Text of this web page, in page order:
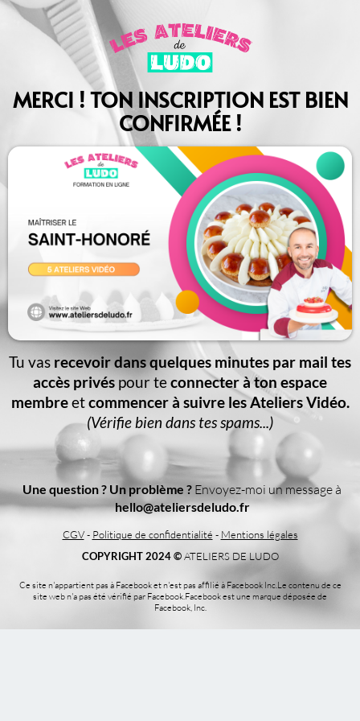
MERCI ! TON INSCRIPTION EST BIEN
CONFIRMÉE !
Tu vas recevoir dans quelques minutes par mail tes
accès privés pour teconnecter à ton espace
membreetcommencer à suivre les Ateliers Vidéo.
(Vérifie bien dans tes spams...)
Une question ? Un problème ? Envoyez-moi un message à
hello@ateliersdeludo.fr
CGV- Politique de confidentialité - Mentions légales
COPYRIGHT 2024 ©ATELIERS DE LUDO​
Ce site n'appartient pas à Facebook et n'est pas affilié à Facebook Inc.Le contenu de ce
site web n'a pas été vérifié par Facebook.Facebook est une marque déposée de
Facebook, Inc.